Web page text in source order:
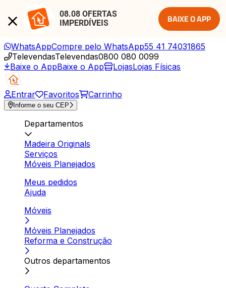
08.08 OFERTAS
IMPERDÍVEIS
BAIXE O APP
WhatsAppCompre pelo WhatsApp55 41 74031865
TelevendasTelevendas0800 080 0099
Baixe o AppBaixe o App LojasLojas Físicas
Entrar Favoritos Carrinho
Informe o seu CEP
Departamentos
Madeira Originals
Serviços
Móveis Planejados
Meus pedidos
Ajuda
Móveis
Móveis Planejados
Reforma e Construção
Outros departamentos